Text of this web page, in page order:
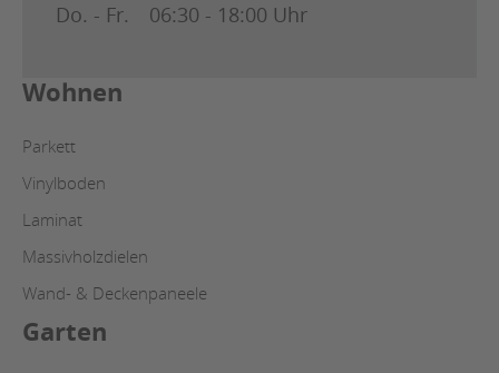
Do. - Fr.
06:30 - 18:00 Uhr
Wohnen
Parkett
Vinylboden
Laminat
Massivholzdielen
Wand- & Deckenpaneele
Garten